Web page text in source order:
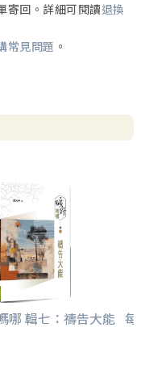
寄回。詳細可閱讀退換
常見問題 。
哪 輯七：禱告大能 每